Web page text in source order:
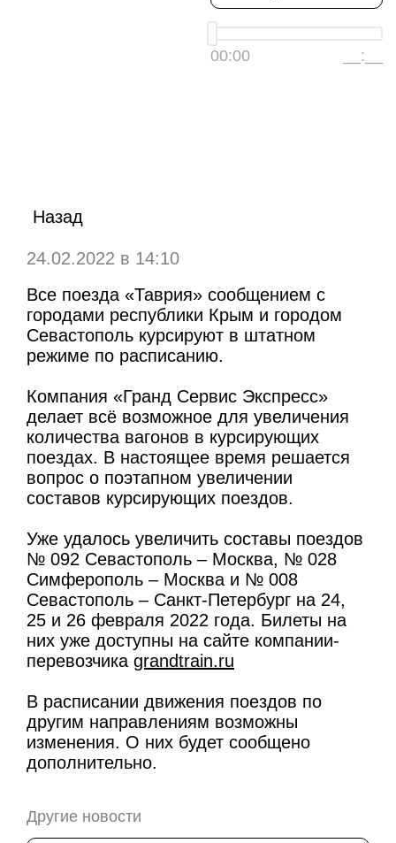
00:00 __:__
Назад
24.02.2022 в 14:10
Все поезда «Таврия» сообщением с
городами республики Крым и городом
Севастополь курсируют в штатном
режиме по расписанию.
Компания «Гранд Сервис Экспресс»
делает всё возможное для увеличения
количества вагонов в курсирующих
поездах. В настоящее время решается
вопрос о поэтапном увеличении
составов курсирующих поездов.
Уже удалось увеличить составы поездов
№ 092 Севастополь – Москва, № 028
Симферополь – Москва и № 008
Севастополь – Санкт-Петербург на 24,
25 и 26 февраля 2022 года. Билеты на
них уже доступны на сайте компании-
перевозчика grandtrain.ru
В расписании движения поездов по
другим направлениям возможны
изменения. О них будет сообщено
дополнительно.
Другие новости